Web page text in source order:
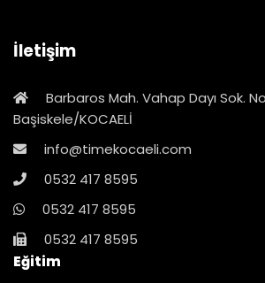
İletişim
Barbaros Mah. Vahap Dayı Sok.
Başiskele/KOCAELİ
info@timekocaeli.com
0532 417 8595
0532 417 8595
0532 417 8595
Eğitim